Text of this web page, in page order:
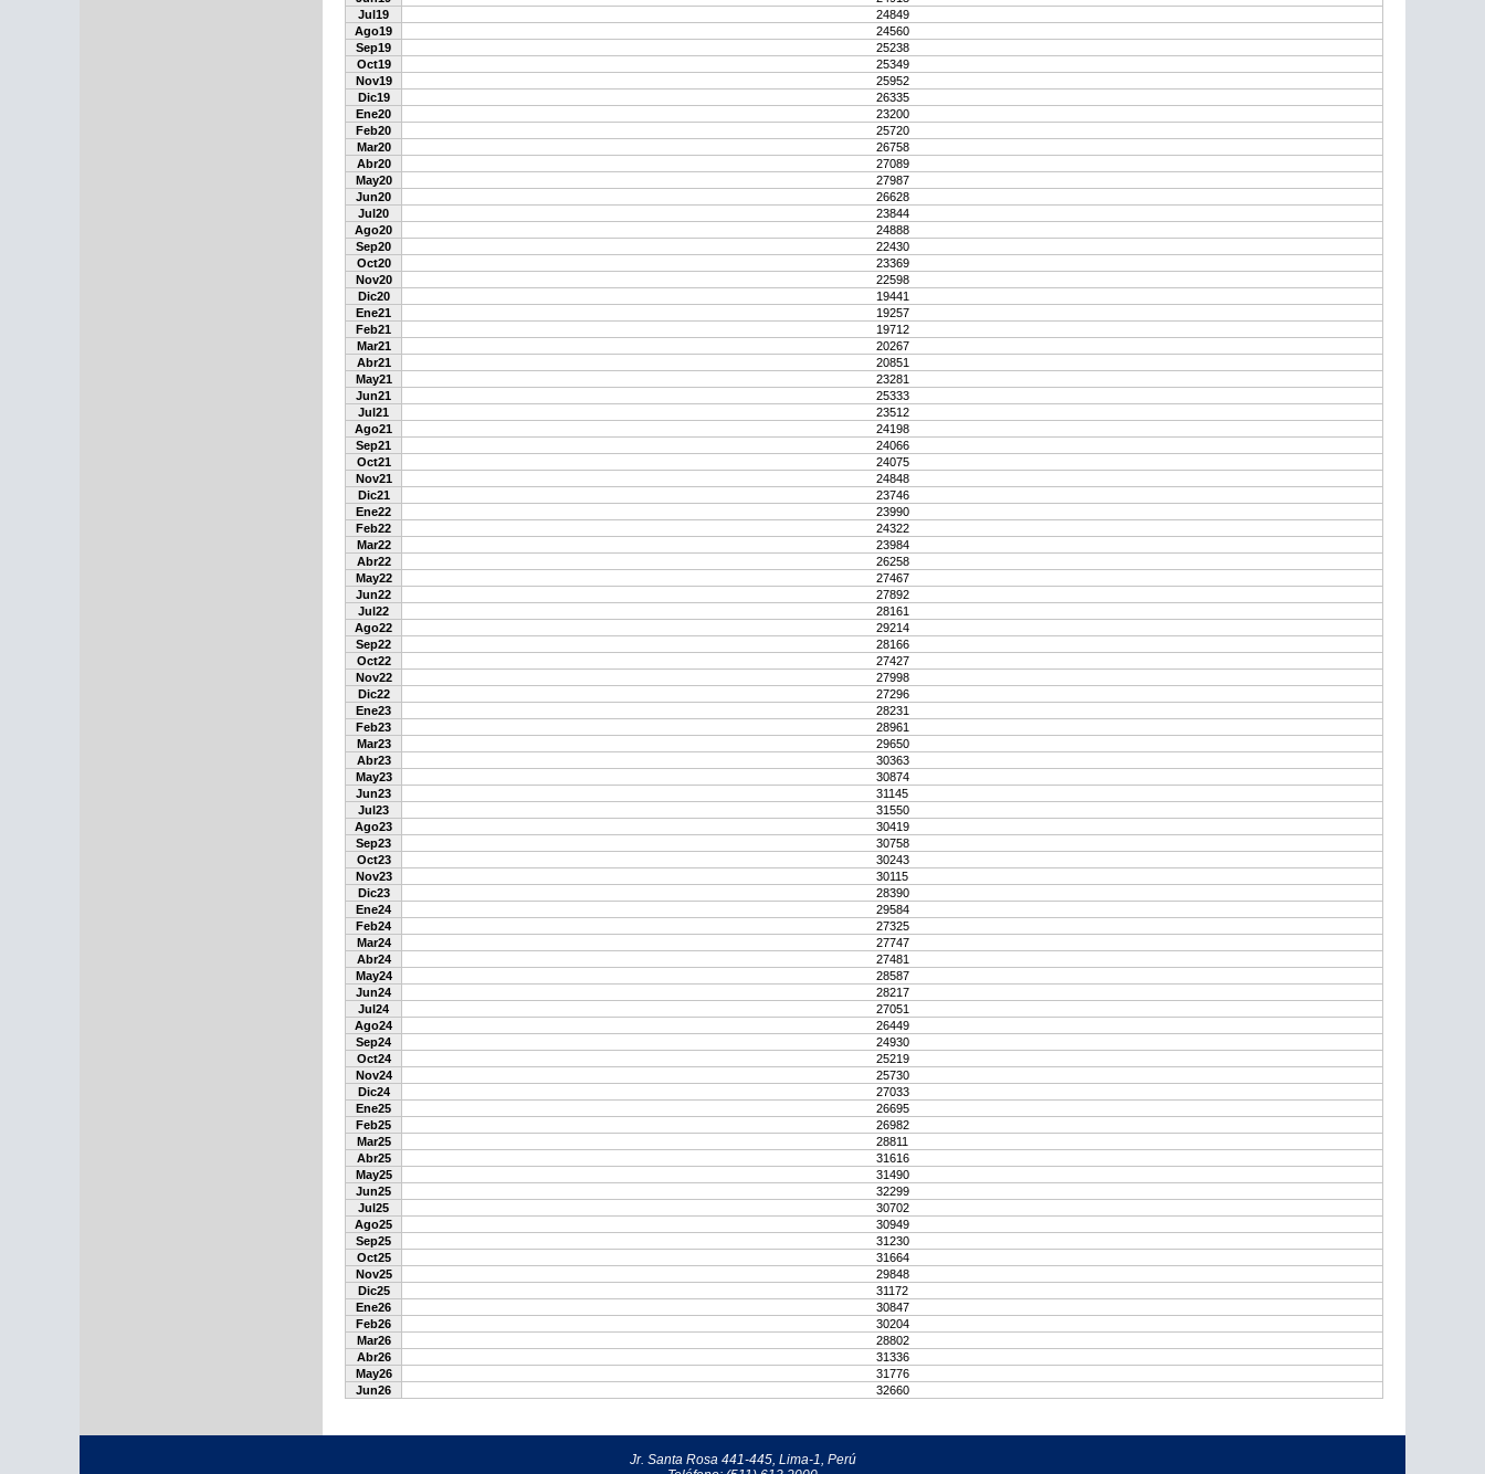
Jul19
24849
Ago19
24560
Sep19
25238
Oct19
25349
Nov19
25952
Dic19
26335
Ene20
23200
Feb20
25720
Mar20
26758
Abr20
27089
May20
27987
Jun20
26628
Jul20
23844
Ago20
24888
Sep20
22430
Oct20
23369
Nov20
22598
Dic20
19441
Ene21
19257
Feb21
19712
Mar21
20267
Abr21
20851
May21
23281
Jun21
25333
Jul21
23512
Ago21
24198
Sep21
24066
Oct21
24075
Nov21
24848
Dic21
23746
Ene22
23990
Feb22
24322
Mar22
23984
Abr22
26258
May22
27467
Jun22
27892
Jul22
28161
Ago22
29214
Sep22
28166
Oct22
27427
Nov22
27998
Dic22
27296
Ene23
28231
Feb23
28961
Mar23
29650
Abr23
30363
May23
30874
Jun23
31145
Jul23
31550
Ago23
30419
Sep23
30758
Oct23
30243
Nov23
30115
Dic23
28390
Ene24
29584
Feb24
27325
Mar24
27747
Abr24
27481
May24
28587
Jun24
28217
Jul24
27051
Ago24
26449
Sep24
24930
Oct24
25219
Nov24
25730
Dic24
27033
Ene25
26695
Feb25
26982
Mar25
28811
Abr25
31616
May25
31490
Jun25
32299
Jul25
30702
Ago25
30949
Sep25
31230
Oct25
31664
Nov25
29848
Dic25
31172
Ene26
30847
Feb26
30204
Mar26
28802
Abr26
31336
May26
31776
Jun26
32660
Jr. Santa Rosa 441-445, Lima-1, Perú